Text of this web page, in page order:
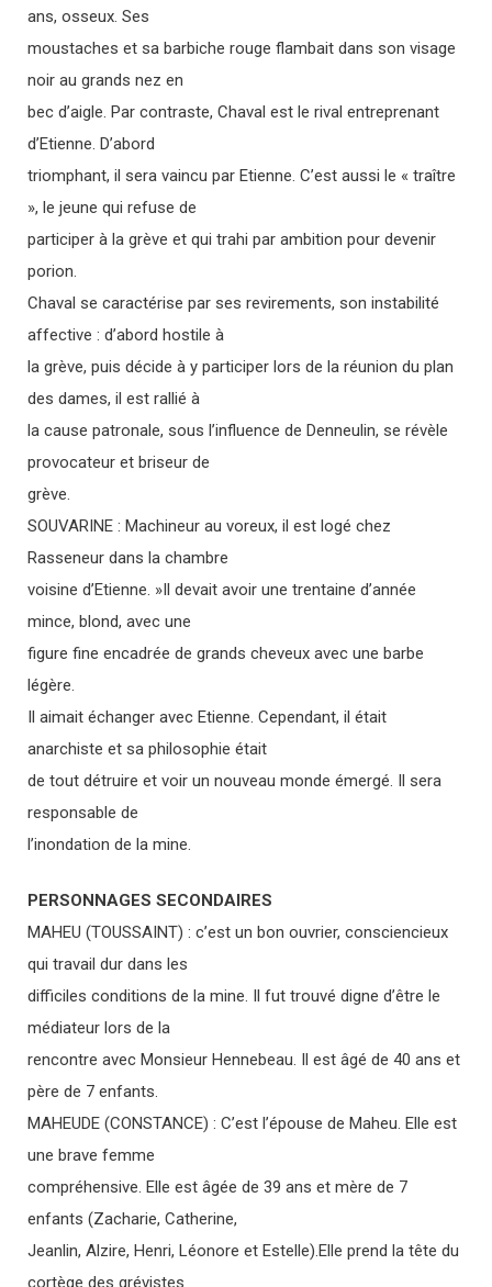
ans, osseux. Ses
moustaches et sa barbiche rouge flambait dans son visage
noir au grands nez en
bec d’aigle. Par contraste, Chaval est le rival entreprenant
d’Etienne. D’abord
triomphant, il sera vaincu par Etienne. C’est aussi le « traître
», le jeune qui refuse de
participer à la grève et qui trahi par ambition pour devenir
porion.
Chaval se caractérise par ses revirements, son instabilité
affective : d’abord hostile à
la grève, puis décide à y participer lors de la réunion du plan
des dames, il est rallié à
la cause patronale, sous l’influence de Denneulin, se révèle
provocateur et briseur de
grève.
SOUVARINE : Machineur au voreux, il est logé chez
Rasseneur dans la chambre
voisine d’Etienne. »Il devait avoir une trentaine d’année
mince, blond, avec une
figure fine encadrée de grands cheveux avec une barbe
légère.
Il aimait échanger avec Etienne. Cependant, il était
anarchiste et sa philosophie était
de tout détruire et voir un nouveau monde émergé. Il sera
responsable de
l’inondation de la mine.
PERSONNAGES SECONDAIRES
MAHEU (TOUSSAINT) : c’est un bon ouvrier, consciencieux
qui travail dur dans les
difficiles conditions de la mine. Il fut trouvé digne d’être le
médiateur lors de la
rencontre avec Monsieur Hennebeau. Il est âgé de 40 ans et
père de 7 enfants.
MAHEUDE (CONSTANCE) : C’est l’épouse de Maheu. Elle est
une brave femme
compréhensive. Elle est âgée de 39 ans et mère de 7
enfants (Zacharie, Catherine,
Jeanlin, Alzire, Henri, Léonore et Estelle).Elle prend la tête du
cortège des grévistes